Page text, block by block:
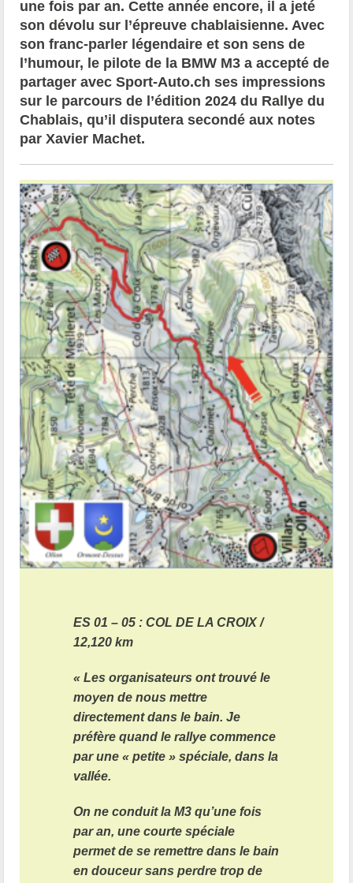
une fois par an. Cette année encore, il a jeté
son dévolu sur l’épreuve chablaisienne. Avec
son franc-parler légendaire et son sens de
l’humour, le pilote de la BMW M3 a accepté de
partager avec Sport-Auto.ch ses impressions
sur le parcours de l’édition 2024 du Rallye du
Chablais, qu’il disputera secondé aux notes
par Xavier Machet.
ES 01 – 05 : COL DE LA CROIX /
12,120 km
« Les organisateurs ont trouvé le
moyen de nous mettre
directement dans le bain. Je
préfère quand le rallye commence
par une « petite » spéciale, dans la
vallée.
On ne conduit la M3 qu’une fois
par an, une courte spéciale
permet de se remettre dans le bain
en douceur sans perdre trop de